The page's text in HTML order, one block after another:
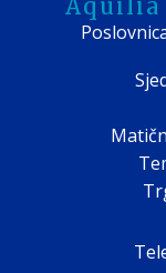
Aquilia